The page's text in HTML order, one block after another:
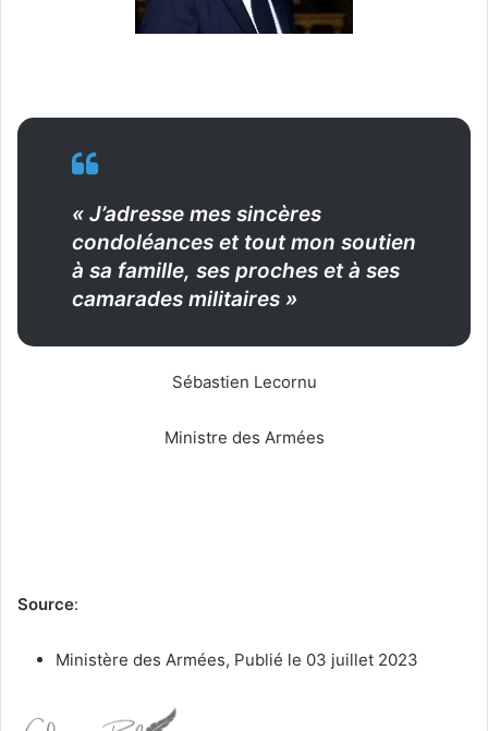
« J’adresse mes sincères
condoléances et tout mon soutien
à sa famille, ses proches et à ses
camarades militaires »
Sébastien Lecornu
Ministre des Armées
Source:
Ministère des Armées, Publié le 03 juillet 2023